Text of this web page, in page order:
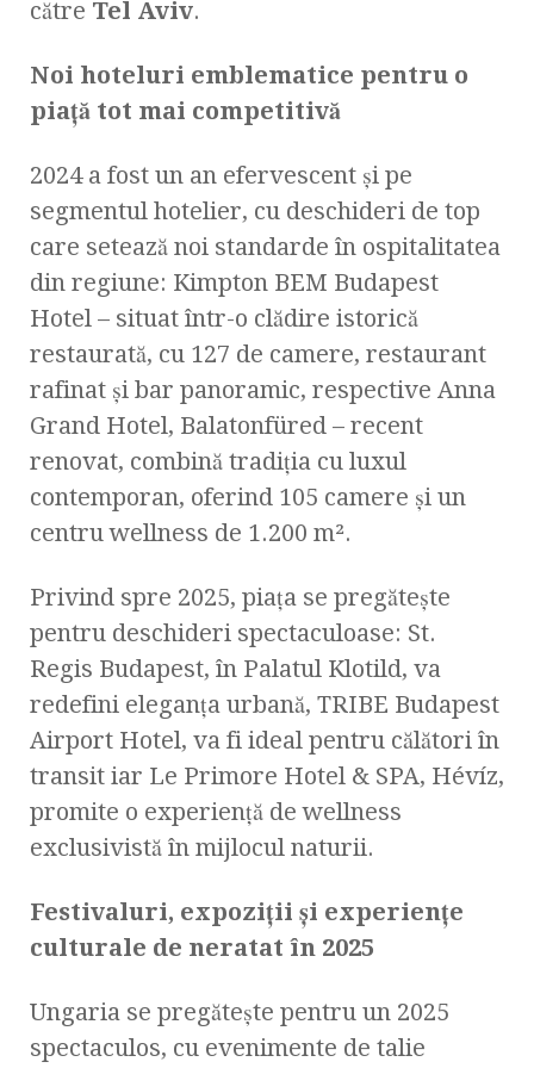
către Tel Aviv.
Noi hoteluri emblematice pentru o
piață tot mai competitivă
2024 a fost un an efervescent și pe
segmentul hotelier, cu deschideri de top
care setează noi standarde în ospitalitatea
din regiune: Kimpton BEM Budapest
Hotel – situat într-o clădire istorică
restaurată, cu 127 de camere, restaurant
rafinat și bar panoramic, respective Anna
Grand Hotel, Balatonfüred – recent
renovat, combină tradiția cu luxul
contemporan, oferind 105 camere și un
centru wellness de 1.200 m².
Privind spre 2025, piața se pregătește
pentru deschideri spectaculoase: St.
Regis Budapest, în Palatul Klotild, va
redefini eleganța urbană, TRIBE Budapest
Airport Hotel, va fi ideal pentru călători în
transit iar Le Primore Hotel & SPA, Hévíz,
promite o experiență de wellness
exclusivistă în mijlocul naturii.
Festivaluri, expoziții și experiențe
culturale de neratat în 2025
Ungaria se pregătește pentru un 2025
spectaculos, cu evenimente de talie